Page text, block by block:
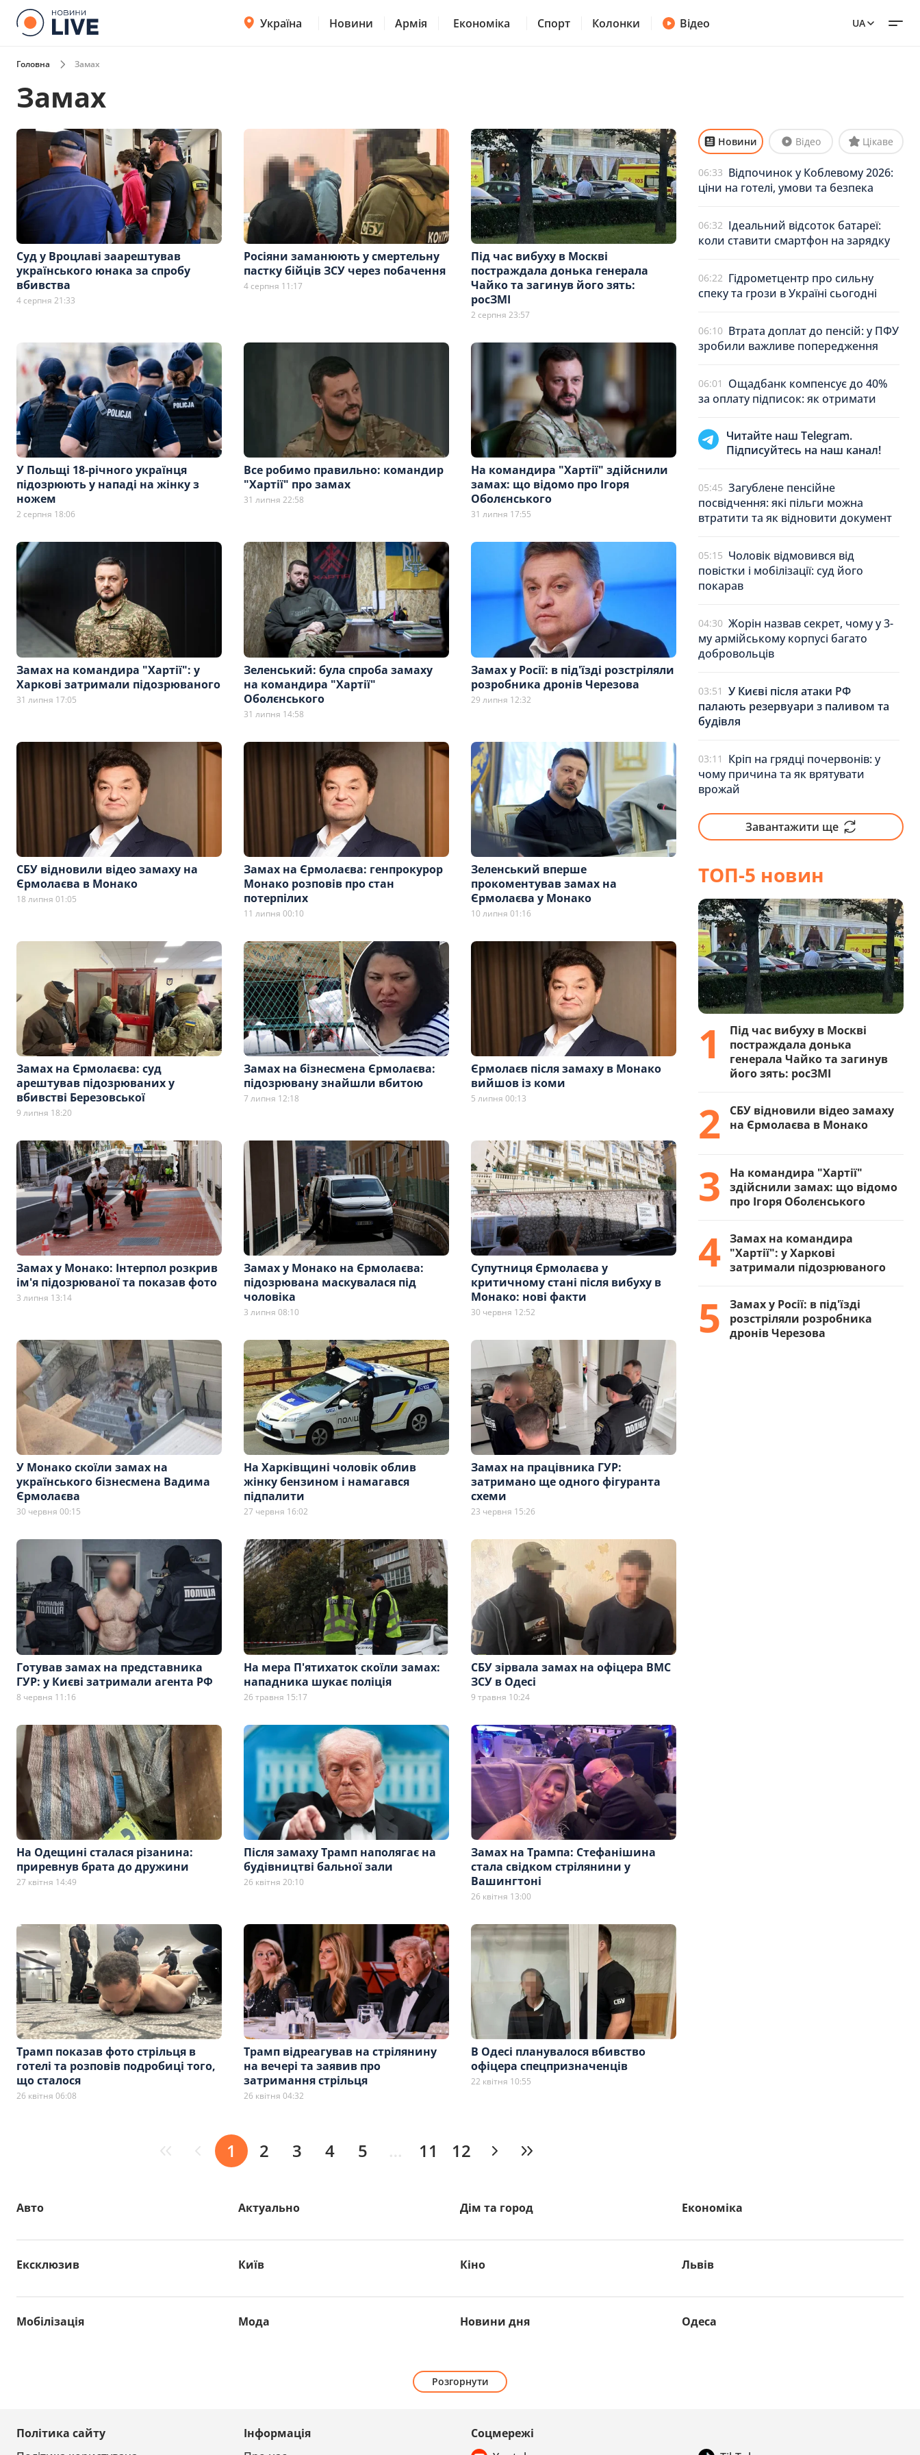
Україна Новини Армія Економіка Спорт Колонки Відео UA
Головна Замах
Замах
Суд у Вроцлаві заарештував
українського юнака за спробу
вбивства
4 серпня 21:33
Росіяни заманюють у смертельну
пастку бійців ЗСУ через побачення
4 серпня 11:17
Під час вибуху в Москві
постраждала донька генерала
Чайко та загинув його зять:
росЗМІ
2 серпня 23:57
У Польщі 18-річного українця
підозрюють у нападі на жінку з
ножем
2 серпня 18:06
Все робимо правильно: командир
"Хартії" про замах
31 липня 22:58
На командира "Хартії" здійснили
замах: що відомо про Ігоря
Оболєнського
31 липня 17:55
Замах на командира "Хартії": у
Харкові затримали підозрюваного
31 липня 17:05
Зеленський: була спроба замаху
на командира "Хартії"
Оболєнського
31 липня 14:58
Замах у Росії: в під'їзді розстріляли
розробника дронів Черезова
29 липня 12:32
СБУ відновили відео замаху на
Єрмолаєва в Монако
18 липня 01:05
Замах на Єрмолаєва: генпрокурор
Монако розповів про стан
потерпілих
11 липня 00:10
Зеленський вперше
прокоментував замах на
Єрмолаєва у Монако
10 липня 01:16
Замах на Єрмолаєва: суд
арештував підозрюваних у
вбивстві Березовської
9 липня 18:20
Замах на бізнесмена Єрмолаєва:
підозрювану знайшли вбитою
7 липня 12:18
Єрмолаєв після замаху в Монако
вийшов із коми
5 липня 00:13
Замах у Монако: Інтерпол розкрив
ім'я підозрюваної та показав фото
3 липня 13:14
Замах у Монако на Єрмолаєва:
підозрювана маскувалася під
чоловіка
3 липня 08:10
Супутниця Єрмолаєва у
критичному стані після вибуху в
Монако: нові факти
30 червня 12:52
У Монако скоїли замах на
українського бізнесмена Вадима
Єрмолаєва
30 червня 00:15
На Харківщині чоловік облив
жінку бензином і намагався
підпалити
27 червня 16:02
Замах на працівника ГУР:
затримано ще одного фігуранта
схеми
23 червня 15:26
Готував замах на представника
ГУР: у Києві затримали агента РФ
8 червня 11:16
На мера П'ятихаток скоїли замах:
нападника шукає поліція
26 травня 15:17
СБУ зірвала замах на офіцера ВМС
ЗСУ в Одесі
9 травня 10:24
На Одещині сталася різанина:
приревнув брата до дружини
27 квітня 14:49
Після замаху Трамп наполягає на
будівництві бальної зали
26 квітня 20:10
Замах на Трампа: Стефанішина
стала свідком стрілянини у
Вашингтоні
26 квітня 13:00
Трамп показав фото стрільця в
готелі та розповів подробиці того,
що сталося
26 квітня 06:08
Трамп відреагував на стрілянину
на вечері та заявив про
затримання стрільця
26 квітня 04:32
В Одесі планувалося вбивство
офіцера спецпризначенців
22 квітня 10:55
1 2 3 4 5 … 11 12
Новини Відео Цікаве
06:33 Відпочинок у Коблевому 2026:
ціни на готелі, умови та безпека
06:32 Ідеальний відсоток батареї:
коли ставити смартфон на зарядку
06:22 Гідрометцентр про сильну
спеку та грози в Україні сьогодні
06:10 Втрата доплат до пенсій: у ПФУ
зробили важливе попередження
06:01
Ощадбанк компенсує до 40%
за оплату підписок: як отримати
Читайте наш Telegram.
Підписуйтесь на наш канал!
05:45 Загублене пенсійне
посвідчення: які пільги можна
втратити та як відновити документ
05:15 Чоловік відмовився від
повістки і мобілізації: суд його
покарав
04:30 Жорін назвав секрет, чому у 3-
му армійському корпусі багато
добровольців
03:51 У Києві після атаки РФ
палають резервуари з паливом та
будівля
03:11
Кріп на грядці почервонів: у
чому причина та як врятувати
врожай
Завантажити ще
ТОП-5 новин
1
Під час вибуху в Москві
постраждала донька
генерала Чайко та загинув
його зять: росЗМІ
2
СБУ відновили відео замаху
на Єрмолаєва в Монако
3
На командира "Хартії"
здійснили замах: що відомо
про Ігоря Оболєнського
4
Замах на командира
"Хартії": у Харкові
затримали підозрюваного
5
Замах у Росії: в під'їзді
розстріляли розробника
дронів Черезова
Авто Актуально Дім та город Економіка
Ексклюзив Київ Кіно Львів
Мобілізація Мода Новини дня Одеса
Розгорнути
Політика сайту
Інформація
Соцмережі